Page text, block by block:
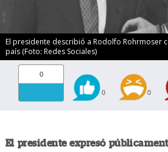
El presidente describió a Rodolfo Rohrmoser
país (Foto: Redes Sociales)
0
0 0
El presidente expresó